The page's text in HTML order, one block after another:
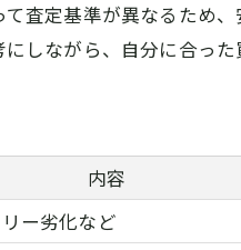
状態が良い
買取方法ご
自分に合った
スマホ買取
査定基準が異なるため
しながら、自分に合った
内容
ー劣化など